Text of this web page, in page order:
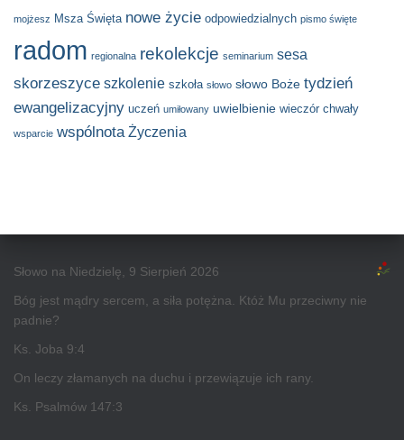
mojżesz Msza Święta nowe życie odpowiedzialnych pismo święte
radom regionalna rekolekcje seminarium sesa
skorzeszyce szkolenie szkoła słowo słowo Boże tydzień
ewangelizacyjny uczeń umiłowany uwielbienie wieczór chwały
wsparcie wspólnota Życzenia
Słowo na Niedzielę, 9 Sierpień 2026
Bóg jest mądry sercem, a siła potężna. Któż Mu przeciwny nie
padnie?
Ks. Joba 9:4
On leczy złamanych na duchu i przewiązuje ich rany.
Ks. Psalmów 147:3